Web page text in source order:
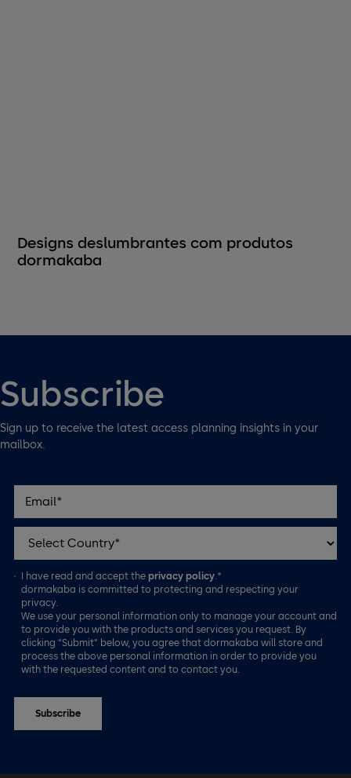
Designs deslumbrantes com produtos
dormakaba
Subscribe
Sign up to receive the latest access planning insights in your
mailbox.
I have read and accept theprivacy policy.*
dormakaba is committed to protecting and respecting your
privacy.
We use your personal information only to manage your account and
to provide you with the products and services you request. By
clicking “Submit” below, you agree that dormakaba will store and
process the above personal information in order to provide you
with the requested content and to contact you.